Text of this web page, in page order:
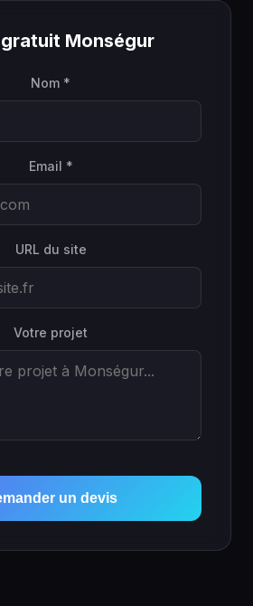
Monségur
Nom *
Email *
URL du site
Votre projet
un devis